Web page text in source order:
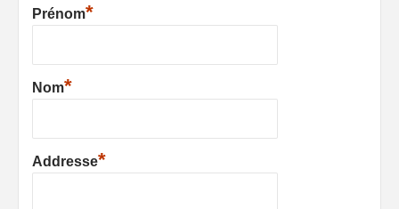
Prénom*
Nom*
Addresse*